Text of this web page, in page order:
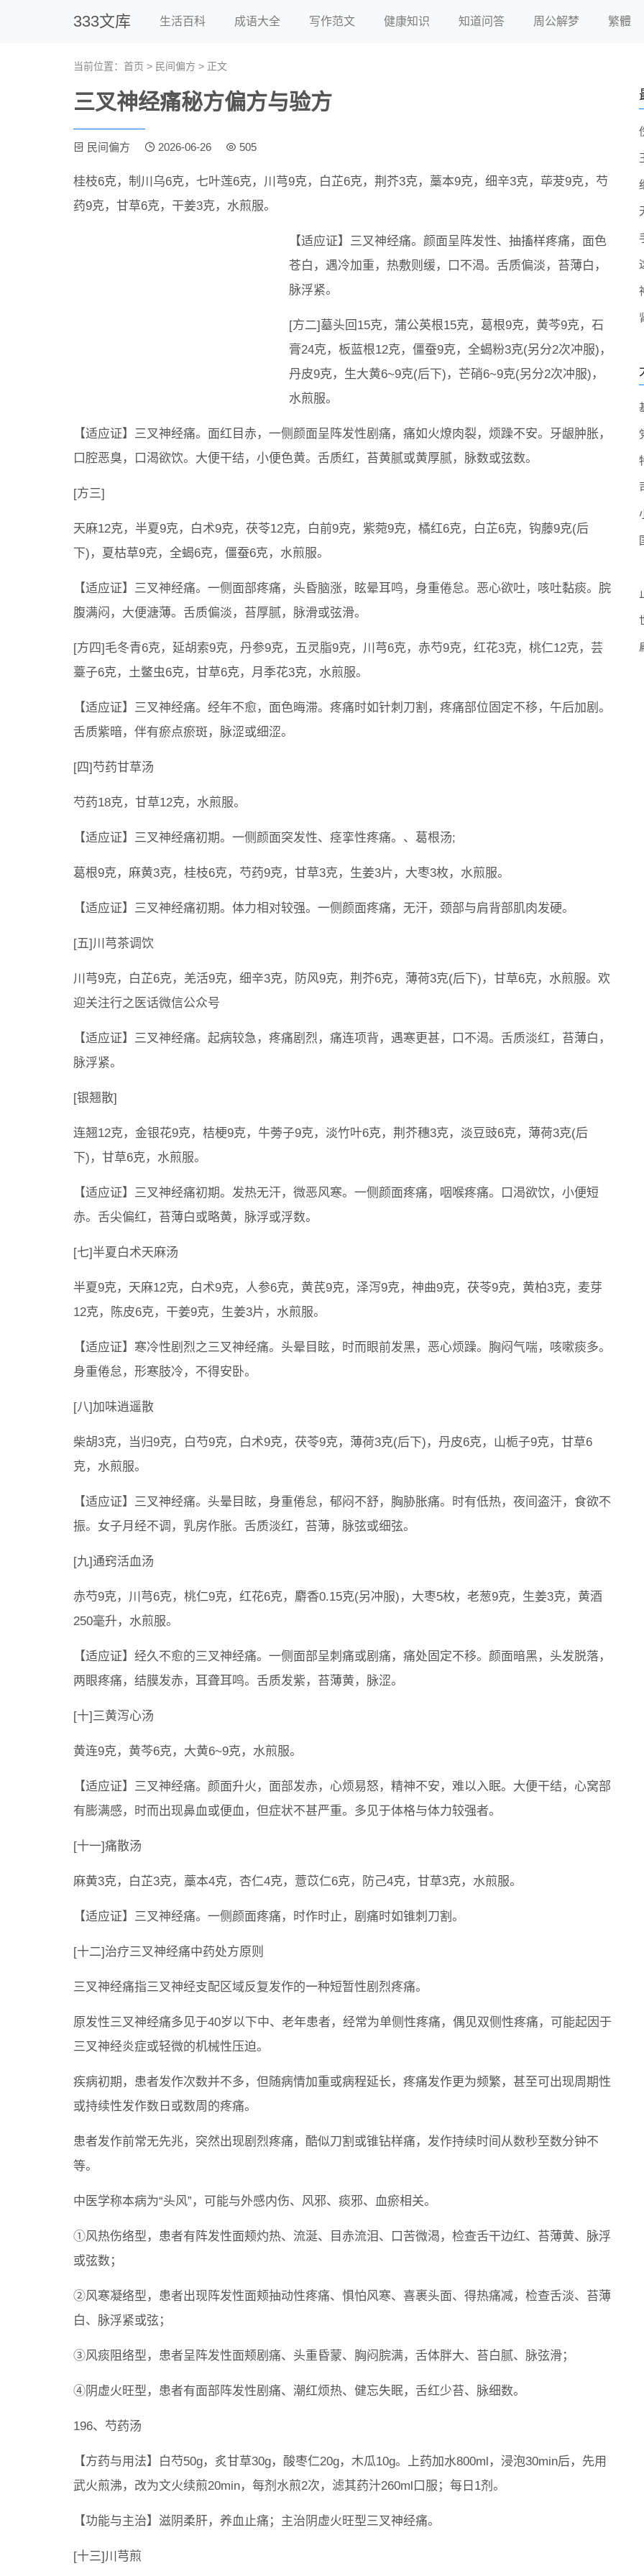
333文库 生活百科 成语大全 写作范文 健康知识 知道问答 周公解梦 繁體
当前位置： 首页 > 民间偏方 > 正文
三叉神经痛秘方偏方与验方
民间偏方 2026-06-26 505
桂枝6克，制川乌6克，七叶莲6克，川芎9克，白芷6克，荆芥3克，藁本9克，细辛3克，荜茇9克，芍
药9克，甘草6克，干姜3克，水煎服。
【适应证】三叉神经痛。颜面呈阵发性、抽搐样疼痛，面色
苍白，遇冷加重，热敷则缓，口不渴。舌质偏淡，苔薄白，
脉浮紧。
[方二]墓头回15克，蒲公英根15克，葛根9克，黄芩9克，石
膏24克，板蓝根12克，僵蚕9克，全蝎粉3克(另分2次冲服)，
丹皮9克，生大黄6~9克(后下)，芒硝6~9克(另分2次冲服)，
水煎服。
【适应证】三叉神经痛。面红目赤，一侧颜面呈阵发性剧痛，痛如火燎肉裂，烦躁不安。牙龈肿胀，
口腔恶臭，口渴欲饮。大便干结，小便色黄。舌质红，苔黄腻或黄厚腻，脉数或弦数。
[方三]
天麻12克，半夏9克，白术9克，茯苓12克，白前9克，紫菀9克，橘红6克，白芷6克，钩藤9克(后
下)，夏枯草9克，全蝎6克，僵蚕6克，水煎服。
【适应证】三叉神经痛。一侧面部疼痛，头昏脑涨，眩晕耳鸣，身重倦怠。恶心欲吐，咳吐黏痰。脘
腹满闷，大便溏薄。舌质偏淡，苔厚腻，脉滑或弦滑。
[方四]毛冬青6克，延胡索9克，丹参9克，五灵脂9克，川芎6克，赤芍9克，红花3克，桃仁12克，芸
薹子6克，土鳖虫6克，甘草6克，月季花3克，水煎服。
【适应证】三叉神经痛。经年不愈，面色晦滞。疼痛时如针刺刀割，疼痛部位固定不移，午后加剧。
舌质紫暗，伴有瘀点瘀斑，脉涩或细涩。
[四]芍药甘草汤
芍药18克，甘草12克，水煎服。
【适应证】三叉神经痛初期。一侧颜面突发性、痉挛性疼痛。、葛根汤;
葛根9克，麻黄3克，桂枝6克，芍药9克，甘草3克，生姜3片，大枣3枚，水煎服。
【适应证】三叉神经痛初期。体力相对较强。一侧颜面疼痛，无汗，颈部与肩背部肌肉发硬。
[五]川芎茶调饮
川芎9克，白芷6克，羌活9克，细辛3克，防风9克，荆芥6克，薄荷3克(后下)，甘草6克，水煎服。欢
迎关注行之医话微信公众号
【适应证】三叉神经痛。起病较急，疼痛剧烈，痛连项背，遇寒更甚，口不渴。舌质淡红，苔薄白，
脉浮紧。
[银翘散]
连翘12克，金银花9克，桔梗9克，牛蒡子9克，淡竹叶6克，荆芥穗3克，淡豆豉6克，薄荷3克(后
下)，甘草6克，水煎服。
【适应证】三叉神经痛初期。发热无汗，微恶风寒。一侧颜面疼痛，咽喉疼痛。口渴欲饮，小便短
赤。舌尖偏红，苔薄白或略黄，脉浮或浮数。
[七]半夏白术天麻汤
半夏9克，天麻12克，白术9克，人参6克，黄芪9克，泽泻9克，神曲9克，茯苓9克，黄柏3克，麦芽
12克，陈皮6克，干姜9克，生姜3片，水煎服。
【适应证】寒冷性剧烈之三叉神经痛。头晕目眩，时而眼前发黑，恶心烦躁。胸闷气喘，咳嗽痰多。
身重倦怠，形寒肢冷，不得安卧。
[八]加味逍遥散
柴胡3克，当归9克，白芍9克，白术9克，茯苓9克，薄荷3克(后下)，丹皮6克，山栀子9克，甘草6
克，水煎服。
【适应证】三叉神经痛。头晕目眩，身重倦怠，郁闷不舒，胸胁胀痛。时有低热，夜间盗汗，食欲不
振。女子月经不调，乳房作胀。舌质淡红，苔薄，脉弦或细弦。
[九]通窍活血汤
赤芍9克，川芎6克，桃仁9克，红花6克，麝香0.15克(另冲服)，大枣5枚，老葱9克，生姜3克，黄酒
250毫升，水煎服。
【适应证】经久不愈的三叉神经痛。一侧面部呈刺痛或剧痛，痛处固定不移。颜面暗黑，头发脱落，
两眼疼痛，结膜发赤，耳聋耳鸣。舌质发紫，苔薄黄，脉涩。
[十]三黄泻心汤
黄连9克，黄芩6克，大黄6~9克，水煎服。
【适应证】三叉神经痛。颜面升火，面部发赤，心烦易怒，精神不安，难以入眠。大便干结，心窝部
有膨满感，时而出现鼻血或便血，但症状不甚严重。多见于体格与体力较强者。
[十一]痛散汤
麻黄3克，白芷3克，藁本4克，杏仁4克，薏苡仁6克，防己4克，甘草3克，水煎服。
【适应证】三叉神经痛。一侧颜面疼痛，时作时止，剧痛时如锥刺刀割。
[十二]治疗三叉神经痛中药处方原则
三叉神经痛指三叉神经支配区域反复发作的一种短暂性剧烈疼痛。
原发性三叉神经痛多见于40岁以下中、老年患者，经常为单侧性疼痛，偶见双侧性疼痛，可能起因于
三叉神经炎症或轻微的机械性压迫。
疾病初期，患者发作次数并不多，但随病情加重或病程延长，疼痛发作更为频繁，甚至可出现周期性
或持续性发作数日或数周的疼痛。
患者发作前常无先兆，突然出现剧烈疼痛，酷似刀割或锥钻样痛，发作持续时间从数秒至数分钟不
等。
中医学称本病为“头风”，可能与外感内伤、风邪、痰邪、血瘀相关。
①风热伤络型，患者有阵发性面颊灼热、流涎、目赤流泪、口苦微渴，检查舌干边红、苔薄黄、脉浮
或弦数；
②风寒凝络型，患者出现阵发性面颊抽动性疼痛、惧怕风寒、喜裹头面、得热痛减，检查舌淡、苔薄
白、脉浮紧或弦；
③风痰阻络型，患者呈阵发性面颊剧痛、头重昏蒙、胸闷脘满，舌体胖大、苔白腻、脉弦滑；
④阴虚火旺型，患者有面部阵发性剧痛、潮红烦热、健忘失眠，舌红少苔、脉细数。
196、芍药汤
【方药与用法】白芍50g，炙甘草30g，酸枣仁20g，木瓜10g。上药加水800ml，浸泡30min后，先用
武火煎沸，改为文火续煎20min，每剂水煎2次，滤其药汁260ml口服；每日1剂。
【功能与主治】滋阴柔肝，养血止痛；主治阴虚火旺型三叉神经痛。
[十三]川芎煎